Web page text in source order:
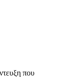
που